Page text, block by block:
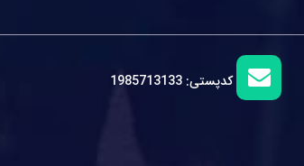
کدپستی: 1985713133